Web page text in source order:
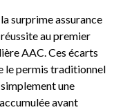
surprime assurance
au premier
AAC. Ces écarts
le permis traditionnel
une
avant